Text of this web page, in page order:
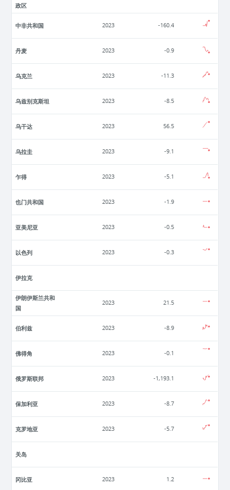
政区
中非共和国 2023 -160.4
丹麦 2023 -0.9
乌克兰 2023 -11.3
乌兹别克斯坦 2023 -8.5
乌干达 2023 56.5
乌拉圭 2023 -9.1
乍得 2023 -5.1
也门共和国 2023 -1.9
亚美尼亚 2023 -0.5
以色列 2023 -0.3
伊拉克
伊朗伊斯兰共和
国
2023 21.5
伯利兹 2023 -8.9
佛得角 2023 -0.1
俄罗斯联邦 2023 -1,193.1
保加利亚 2023 -8.7
克罗地亚 2023 -5.7
关岛
冈比亚 2023 1.2